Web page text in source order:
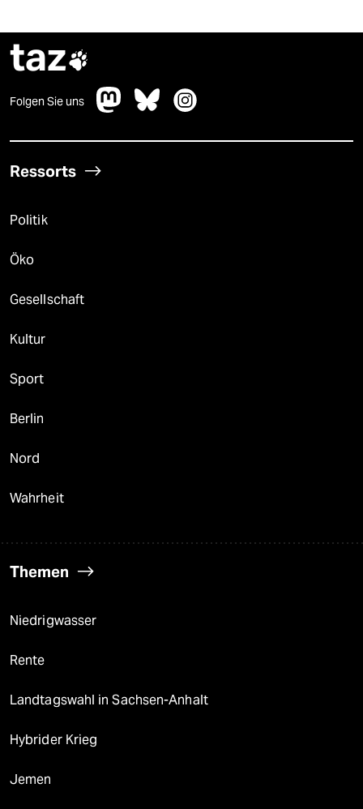
taz
Folgen Sie uns
Ressorts
Politik
Öko
Gesellschaft
Kultur
Sport
Berlin
Nord
Wahrheit
Themen
Niedrigwasser
Rente
Landtagswahl in Sachsen-Anhalt
Hybrider Krieg
Jemen